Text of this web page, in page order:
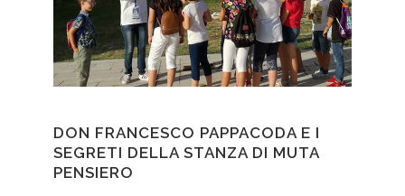
DON FRANCESCO PAPPACODA E I
SEGRETI DELLA STANZA DI MUTA
PENSIERO